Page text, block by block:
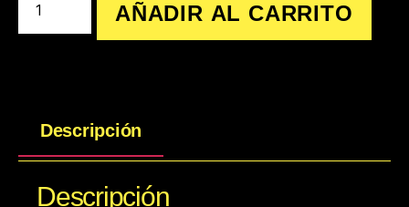
AÑADIR AL CARRITO
Descripción
Descripción